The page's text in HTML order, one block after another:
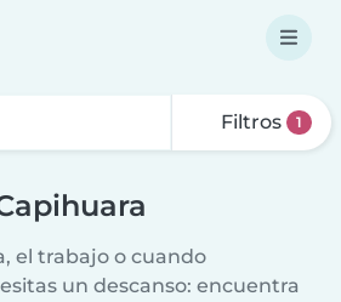
Filtros 1
el trabajo o cuando
un descanso: encuentra